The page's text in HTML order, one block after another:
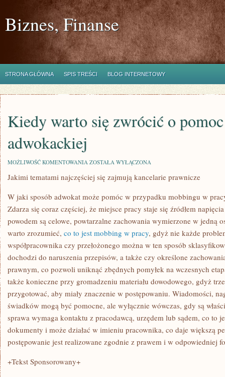
Biznes, Finanse
STRONA GŁÓWNA SPIS TREŚCI BLOG INTERNETOWY
Kiedy warto się zwrócić o
adwokackiej
MOŻLIWOŚĆ KOMENTOWANIA KIEDY
SIĘ
ZWRÓCIĆ
POMOC
DO
KANCELARII
ADWOKACKIEJ
ZOSTAŁA WYŁĄCZONA
Jakimi tematami najczęściej się zajmują kancelarie prawnicze
W jaki sposób adwokat może pomóc w przypadku mobbingu w
Zdarza się coraz częściej, że miejsce pracy staje się źródłem
powodem są celowe, powtarzalne zachowania wymierzone w jedną
warto zrozumieć, co to jest mobbing w pracy, gdyż nie każde
współpracownika czy przełożonego można w ten sposób
dochodzi do naruszenia przepisów, a także czy określone
prawnym, co pozwoli uniknąć zbędnych pomyłek na wczesnych
także konieczne przy gromadzeniu materiału dowodowego, gdyż
przygotować, aby miały znaczenie w postępowaniu. Wiadomości,
świadków mogą być pomocne, ale wyłącznie wówczas, gdy są
sprawa wymaga kontaktu z pracodawcą, urzędem lub sądem, co to
dokumenty i może działać w imieniu pracownika, co daje większą
postępowanie jest realizowane zgodnie z prawem i w odpowiedniej
+Tekst Sponsorowany+